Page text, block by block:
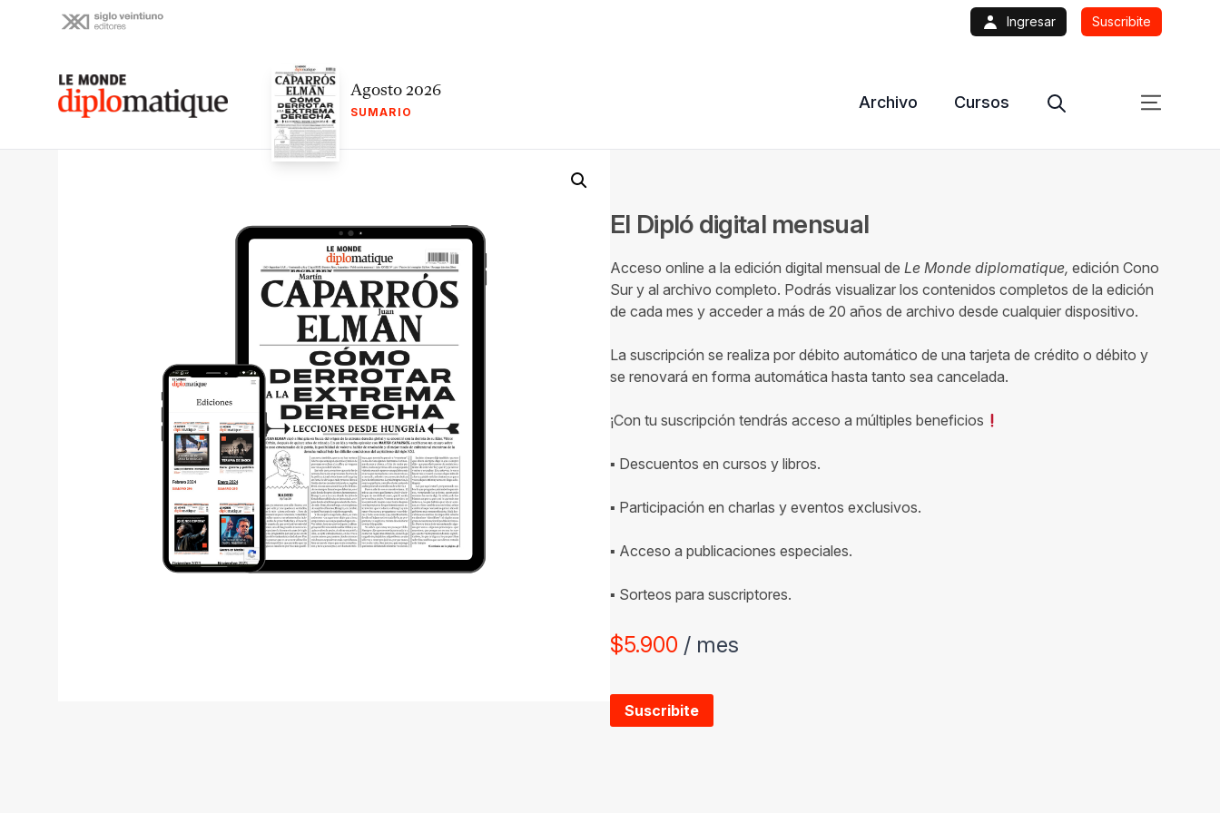
Ingresar Suscribite
Le monde diplomatique Agosto 2026
SUMARIO
Archivo Cursos
El Dipló digital mensual
Acceso online a la edición digital mensual de Le Monde diplomatique, edición Cono
Sur y al archivo completo. Podrás visualizar los contenidos completos de la edición
de cada mes y acceder a más de 20 años de archivo desde cualquier dispositivo.
La suscripción se realiza por débito automático de una tarjeta de crédito o débito y
se renovará en forma automática hasta tanto sea cancelada.
¡Con tu suscripción tendrás acceso a múltiples beneficios
▪ Descuentos en cursos y libros.
▪ Participación en charlas y eventos exclusivos.
▪ Acceso a publicaciones especiales.
▪ Sorteos para suscriptores.
$5.900 / mes
Suscribite